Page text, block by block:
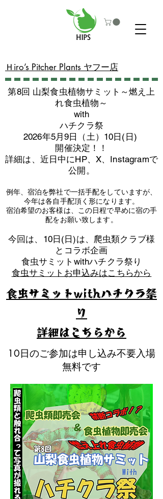
​Ｈiro’s Pitcher Plants ヤフー店
第8回 山梨食虫植物サミット～燃え上
れ食虫植物～
with
​ハチクラ祭
2026年5月9日（土）10日(日)
​開催決定！！
詳細は、近日中にHP、X、Instagramで
公開。
例年、宿泊を弊社で一括手配をしていますが、
今年は各自手配頂く形になります。
​宿泊希望のお客様は、この日程で早めに宿の手
配をお願い致します。
​今回は、10日(日)は、爬虫類クラブ様
とコラボ企画
​食虫サミットwithハチクラ祭り
食虫サミットお申込みはこちらから
10日のご参加は申し込み不要入場
無料です
食虫サミットwithハチクラ祭
り
​詳細はこちらから